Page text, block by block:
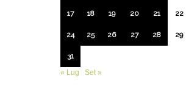
17 18 19 20 21 22
24 25 26 27 28 29
31
« Lug
Set »